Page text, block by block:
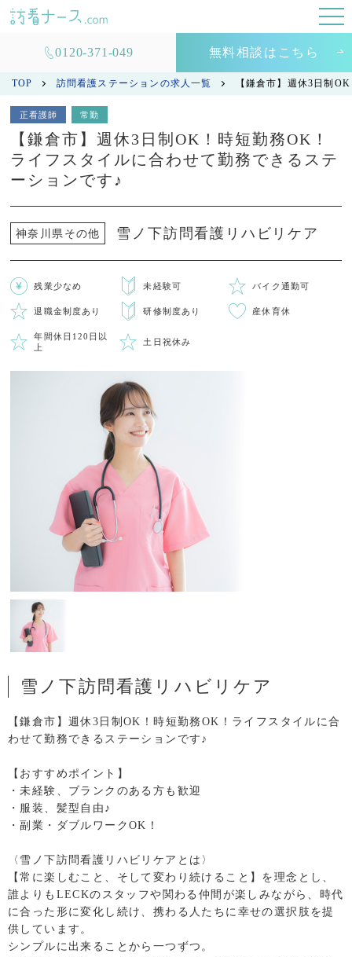
0120-371-049 無料相談はこちら
TOP 訪問看護ステーションの求人一覧 【鎌倉市】週休3日制
正看護師 常勤
【鎌倉市】週休3日制OK！時短勤務OK！
ライフスタイルに合わせて勤務できるステ
ーションです♪
神奈川県その他 雪ノ下訪問看護リハビリケア
残業少なめ 未経験可 バイク通勤可
退職金制度あり 研修制度あり 産休育休
年間休日120日以
上
土日祝休み
雪ノ下訪問看護リハビリケア
【鎌倉市】週休3日制OK！時短勤務OK！ライフスタイルに合
わせて勤務できるステーションです♪
【おすすめポイント】
・未経験、ブランクのある方も歓迎
・服装、髪型自由♪
・副業・ダブルワークOK！
〈雪ノ下訪問看護リハビリケアとは〉
【常に楽しむこと、そして変わり続けること】を理念とし、
誰よりもLECKのスタッフや関わる仲間が楽しみながら、時代
に合った形に変化し続け、携わる人たちに幸せの選択肢を提
供しています。
シンプルに出来ることから一つずつ。